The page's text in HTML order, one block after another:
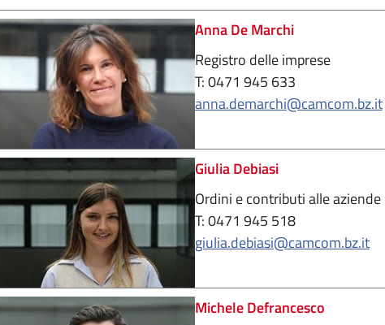
Anna De Marchi
Registro delle imprese
T: 0471 945 633
anna.demarchi@camcom.bz.it
Giulia Debiasi
Ordini e contributi alle aziende
T: 0471 945 518
giulia.debiasi@camcom.bz.it
Michele Defrancesco